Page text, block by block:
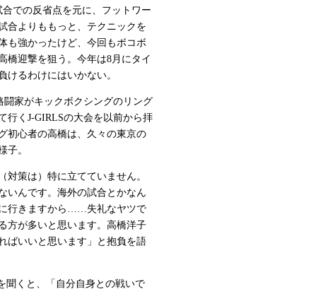
での反省点を元に、フットワー
合よりももっと、テクニックを
も強かったけど、今回もボコボ
橋迎撃を狙う。今年は8月にタイ
けるわけにはいかない。
家がキックボクシングのリング
行くJ-GIRLSの大会を以前から拝
初心者の高橋は、久々の東京の
子。
策は）特に立てていません。
いんです。海外の試合とかなん
行きますから……失礼なヤツで
方が多いと思います。高橋洋子
ばいいと思います」と抱負を語
聞くと、「自分自身との戦いで